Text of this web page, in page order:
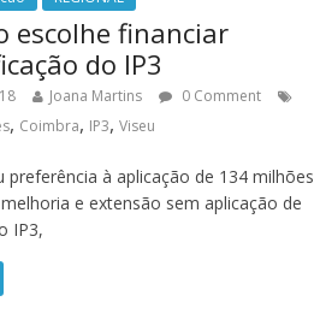
escolhe financiar
do IP3
Joana Martins
0 Comment
, Coimbra, IP3,Viseu
preferência à aplicação de 134 milhões
e extensão sem aplicação de
IP3,